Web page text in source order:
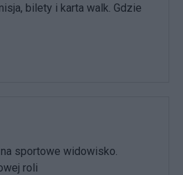
bilety i karta walk. Gdzie
sportowe widowisko.
roli